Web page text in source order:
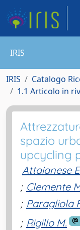
IRIS
IRIS Catalogo
1.1 Articolo in
spazio
upcycling
Attaianese
; Clemente
; Paragliola
; Rigillo M.